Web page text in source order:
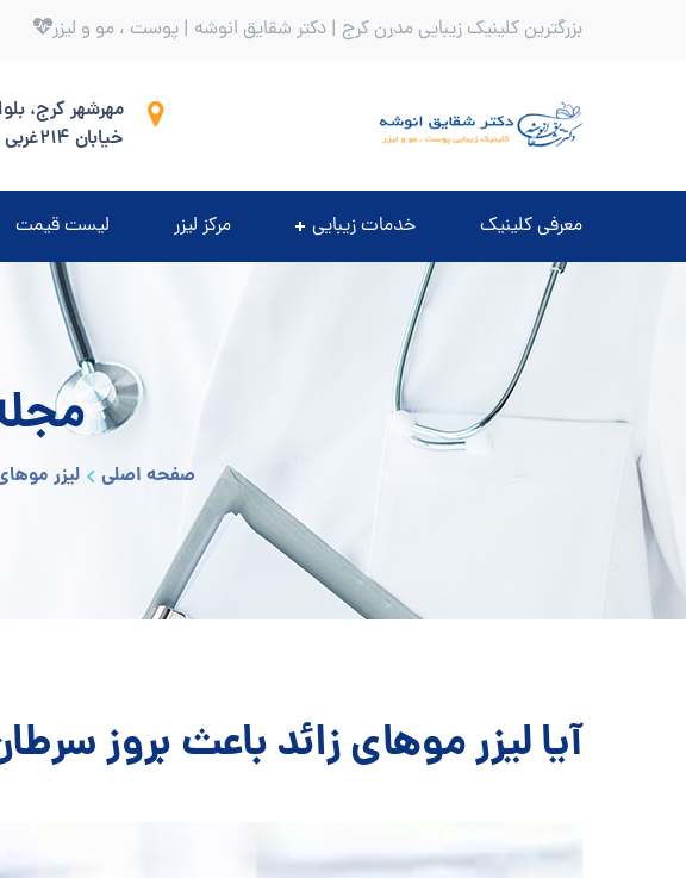
بزرگترین کلینیک زیبایی مدرن کرج | دکتر شقایق انوشه | پوست ، مو و لیزر
مهرشهر کرج،
خیابان 214غربی
معرفی کلینیک خدمات زیبایی مرکز لیزر لیست قیمت
صفحه اصلی لیزر
آیا لیزر موهای زائد باعث بروز